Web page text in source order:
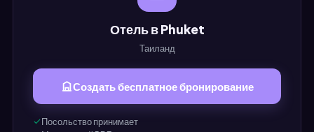
Отель в Phuket
Таиланд
Создать бесплатное бронирование
Посольство принимает